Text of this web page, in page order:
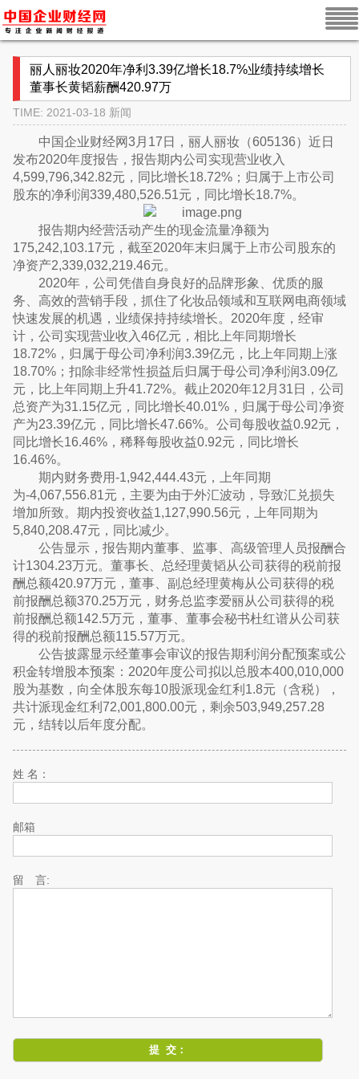
丽人丽妆2020年净利3.39亿增长18.7%业绩持续增长
董事长黄韬薪酬420.97万
TIME: 2021-03-18 新闻
中国企业财经网3月17日，丽人丽妆（605136）近日
发布2020年度报告，报告期内公司实现营业收入
4,599,796,342.82元，同比增长18.72%；归属于上市公司
股东的净利润339,480,526.51元，同比增长18.7%。
报告期内经营活动产生的现金流量净额为
175,242,103.17元，截至2020年末归属于上市公司股东的
净资产2,339,032,219.46元。
2020年，公司凭借自身良好的品牌形象、优质的服
务、高效的营销手段，抓住了化妆品领域和互联网电商领域
快速发展的机遇，业绩保持持续增长。2020年度，经审
计，公司实现营业收入46亿元，相比上年同期增长
18.72%，归属于母公司净利润3.39亿元，比上年同期上涨
18.70%；扣除非经常性损益后归属于母公司净利润3.09亿
元，比上年同期上升41.72%。截止2020年12月31日，公司
总资产为31.15亿元，同比增长40.01%，归属于母公司净资
产为23.39亿元，同比增长47.66%。公司每股收益0.92元，
同比增长16.46%，稀释每股收益0.92元，同比增长
16.46%。
期内财务费用-1,942,444.43元，上年同期
为-4,067,556.81元，主要为由于外汇波动，导致汇兑损失
增加所致。期内投资收益1,127,990.56元，上年同期为
5,840,208.47元，同比减少。
公告显示，报告期内董事、监事、高级管理人员报酬合
计1304.23万元。董事长、总经理黄韬从公司获得的税前报
酬总额420.97万元，董事、副总经理黄梅从公司获得的税
前报酬总额370.25万元，财务总监李爱丽从公司获得的税
前报酬总额142.5万元，董事、董事会秘书杜红谱从公司获
得的税前报酬总额115.57万元。
公告披露显示经董事会审议的报告期利润分配预案或公
积金转增股本预案：2020年度公司拟以总股本400,010,000
股为基数，向全体股东每10股派现金红利1.8元（含税），
共计派现金红利72,001,800.00元，剩余503,949,257.28
元，结转以后年度分配。
姓 名：
邮箱
留 言: